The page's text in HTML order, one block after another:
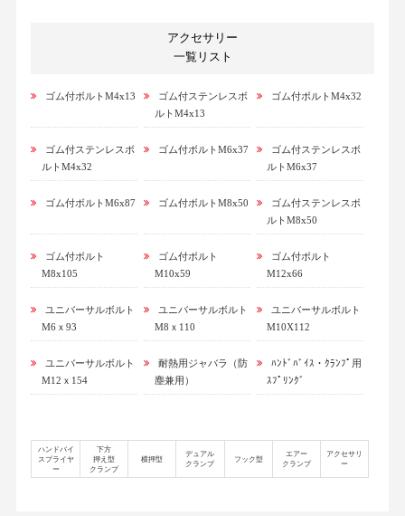
アクセサリー
一覧リスト
ゴム付ボルトM4x13
ゴム付ステンレスボ
ルトM4x13
ゴム付ボルトM4x32
ゴム付ステンレスボ
ルトM4x32
ゴム付ボルトM6x37
ゴム付ステンレスボ
ルトM6x37
ゴム付ボルトM6x87 ゴム付ボルトM8x50
ゴム付ステンレスボ
ルトM8x50
ゴム付ボルト
M8x105
ゴム付ボルト
M10x59
ゴム付ボルト
M12x66
ユニバーサルボルト
M6ｘ93
ユニバーサルボルト
M8ｘ110
ユニバーサルボルト
M10X112
ユニバーサルボルト
M12ｘ154
耐熱用ジャバラ（防
塵兼用）
ﾊﾝﾄﾞﾊﾞｲｽ・ｸﾗﾝﾌﾟ用
ｽﾌﾟﾘﾝｸﾞ
ハンドバイ
スプライヤ
ー
下方
押え型
クランプ
横押型
デュアル
クランプ
フック型
エアー
クランプ
アクセサリ
ー